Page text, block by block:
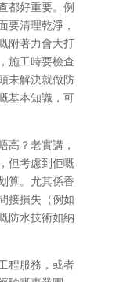
都好重要。例
要清理乾淨，
附著力會大打
施工時要檢查
未解決就做防
基本知識，可
高？老實講，
但考慮到佢嘅
算。尤其係香
接損失（例如
防水技術如納
程服務，或者